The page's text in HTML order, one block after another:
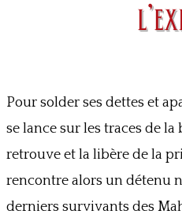
Pour solder ses dettes et
se lance sur les traces de la
retrouve et la libère de la
rencontre alors un détenu
derniers survivants des